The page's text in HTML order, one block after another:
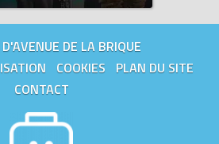
DE LA BRIQUE
COOKIES
PLAN DU SITE
CONTACT